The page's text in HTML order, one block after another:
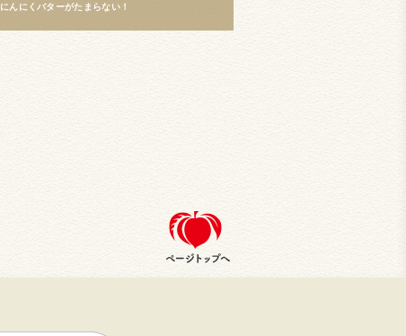
にんにくバターがたまらない！